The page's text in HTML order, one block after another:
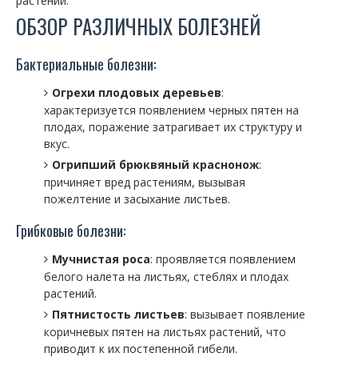
ОБЗОР РАЗЛИЧНЫХ БОЛЕЗНЕЙ
Бактериальные болезни:
Огрехи плодовых деревьев:
характеризуется появлением черных пятен на
плодах, поражение затрагивает их структуру и
вкус.
Огрипший брюквяный краснонож:
причиняет вред растениям, вызывая
пожелтение и засыхание листьев.
Грибковые болезни:
Мучнистая роса: проявляется появлением
белого налета на листьях, стеблях и плодах
растений.
Пятнистость листьев: вызывает появление
коричневых пятен на листьях растений, что
приводит к их постепенной гибели.